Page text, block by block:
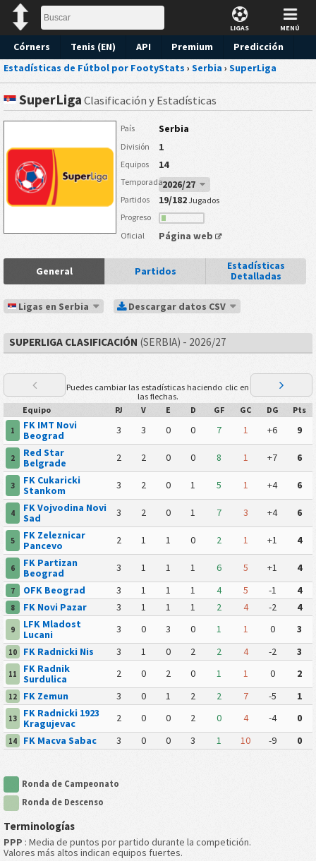
LIGAS MENÚ
Córners Tenis (EN) API Premium
Predicción
Estadísticas de Fútbol por FootyStats › Serbia › SuperLiga
SuperLigaClasificación y Estadísticas
País Serbia
División 1
Equipos 14
Temporada2026/27
Partidos 19/182Jugados
Progreso
Oficial
Página web
General Partidos
Estadísticas
Detalladas
Ligas en Serbia Descargar datos CSV
SUPERLIGA CLASIFICACIÓN (SERBIA) - 2026/27
Puedes cambiar las estadísticas haciendo clic en
las flechas.
Equipo
PJ V E D GF GC DG Pts
1
FK IMT Novi
Beograd
3 3 0 0 7 1 +6 9
2
Red Star
Belgrade
2 2 0 0 8 1 +7 6
3
FK Cukaricki
Stankom
3 2 0 1 5 1 +4 6
4
FK Vojvodina Novi
Sad
3 2 0 1 7 3 +4 6
5
FK Zeleznicar
Pancevo
2 1 1 0 2 1 +1 4
6
FK Partizan
Beograd
3 1 1 1 6 5 +1 4
7 OFK Beograd 3 1 1 1 4 5 -1 4
8 FK Novi Pazar 3 1 1 1 2 4 -2 4
9
LFK Mladost
Lucani
3 0 3 0 1 1 0 3
10 FK Radnicki Nis 3 1 0 2 2 4 -2 3
11
FK Radnik
Surdulica
2 0 2 0 1 1 0 2
12 FK Zemun 3 0 1 2 2 7 -5 1
13
FK Radnicki 1923
Kragujevac
2 0 0 2 0 4 -4 0
14 FK Macva Sabac 3 0 0 3 1 10 -9 0
Ronda de Campeonato
Ronda de Descenso
Terminologías
PPP : Media de puntos por partido durante la competición.
Valores más altos indican equipos fuertes.